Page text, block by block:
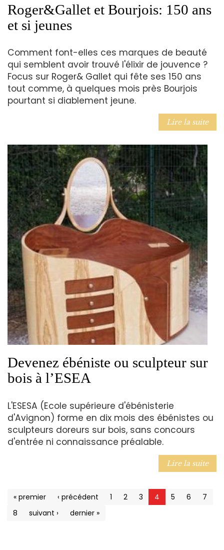
Roger&Gallet et Bourjois: 150 ans
et si jeunes
Comment font-elles ces marques de beauté
qui semblent avoir trouvé l'élixir de jouvence ?
Focus sur Roger& Gallet qui fête ses 150 ans
tout comme, à quelques mois près Bourjois
pourtant si diablement jeune.
Lire la suite
Devenez ébéniste ou sculpteur sur
bois à l’ESEA
L'ESESA (Ecole supérieure d'ébénisterie
d'Avignon) forme en dix mois des ébénistes ou
sculpteurs doreurs sur bois, sans concours
d'entrée ni connaissance préalable.
Lire la suite
« premier ‹ précédent 1 2 3 4 5 6
7
8
suivant › dernier »